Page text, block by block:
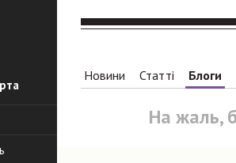
Новини Статті Блоги
На жаль,